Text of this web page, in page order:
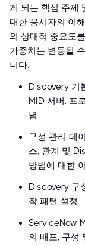
게 되는 핵심 주제
대한 응시자의 이
의 상대적 중요도
가중치는 변동될
니다.
Discovery 기
MID 서버, 프
념.
구성 관리 데
스, 관계 및
방법에 대한
Discovery 구
작 패턴 설정.
ServiceNow
의 배포, 구성